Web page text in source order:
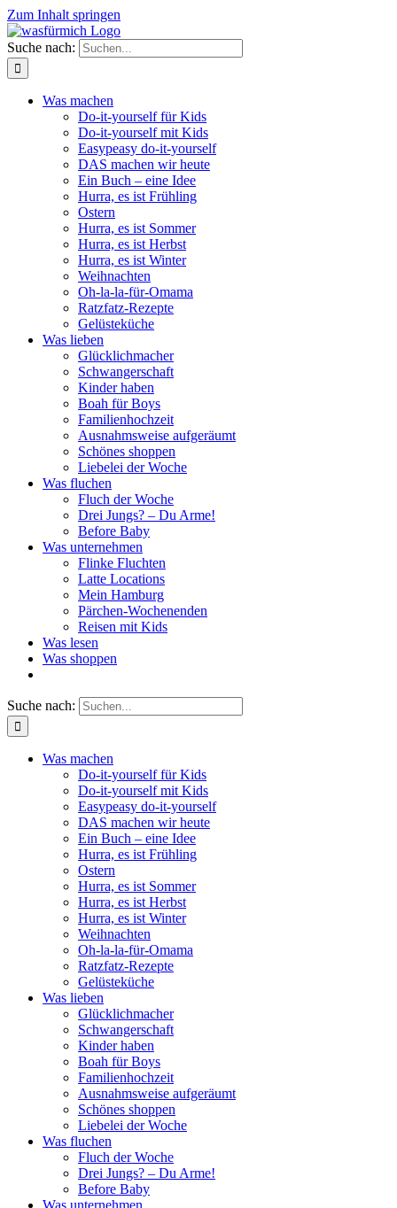
Zum Inhalt springen
Suche nach:
Was machen
Do-it-yourself für Kids
Do-it-yourself mit Kids
Easypeasy do-it-yourself
DAS machen wir heute
Ein Buch – eine Idee
Hurra, es ist Frühling
Ostern
Hurra, es ist Sommer
Hurra, es ist Herbst
Hurra, es ist Winter
Weihnachten
Oh-la-la-für-Omama
Ratzfatz-Rezepte
Gelüsteküche
Was lieben
Glücklichmacher
Schwangerschaft
Kinder haben
Boah für Boys
Familienhochzeit
Ausnahmsweise aufgeräumt
Schönes shoppen
Liebelei der Woche
Was fluchen
Fluch der Woche
Drei Jungs? – Du Arme!
Before Baby
Was unternehmen
Flinke Fluchten
Latte Locations
Mein Hamburg
Pärchen-Wochenenden
Reisen mit Kids
Was lesen
Was shoppen
Suche nach:
Was machen
Do-it-yourself für Kids
Do-it-yourself mit Kids
Easypeasy do-it-yourself
DAS machen wir heute
Ein Buch – eine Idee
Hurra, es ist Frühling
Ostern
Hurra, es ist Sommer
Hurra, es ist Herbst
Hurra, es ist Winter
Weihnachten
Oh-la-la-für-Omama
Ratzfatz-Rezepte
Gelüsteküche
Was lieben
Glücklichmacher
Schwangerschaft
Kinder haben
Boah für Boys
Familienhochzeit
Ausnahmsweise aufgeräumt
Schönes shoppen
Liebelei der Woche
Was fluchen
Fluch der Woche
Drei Jungs? – Du Arme!
Before Baby
Was unternehmen